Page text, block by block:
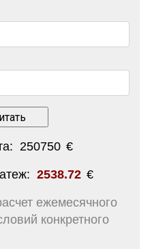
250750 €
2538.72 €
ежемесячного
конкретного